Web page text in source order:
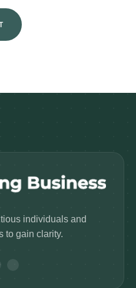
individuals and
to gain clarity.